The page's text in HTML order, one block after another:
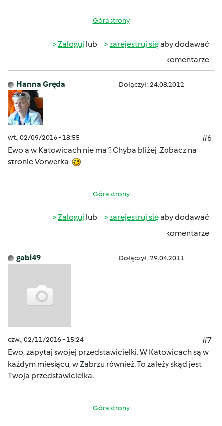
Góra strony
Zaloguj lub zarejestruj sięaby dodawać
komentarze
Hanna Gręda Dołączył : 24.08.2012
wt., 02/09/2016 - 18:55
#6
Ewo a w Katowicach nie ma ? Chyba bliżej .Zobacz na
stronie Vorwerka
Góra strony
Zaloguj lub zarejestruj sięaby dodawać
komentarze
gabi49 Dołączył : 29.04.2011
czw., 02/11/2016 - 15:24
#7
Ewo, zapytaj swojej przedstawicielki. W Katowicach są w
każdym miesiącu, w Zabrzu również. To zależy skąd jest
Twoja przedstawicielka.
Góra strony